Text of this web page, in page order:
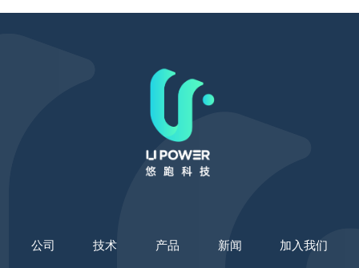
公司 技术 产品 新闻 加入我们